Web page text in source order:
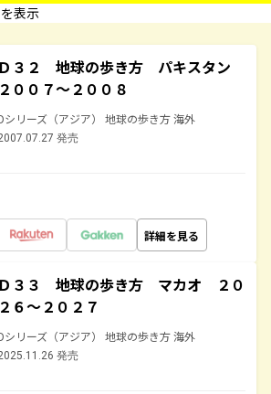
表示
Ｄ３２ 地球の歩き方 パキスタン
２００７～２００８
シリーズ（アジア） 地球の歩き方 海外
発売
詳細を見る
Ｄ３３ 地球の歩き方 マカオ ２０
２６～２０２７
シリーズ（アジア） 地球の歩き方 海外
発売